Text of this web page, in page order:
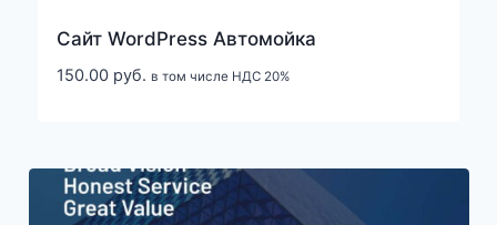
Cайт WordPress Автомойка
150.00 руб. в том числе НДС 20%